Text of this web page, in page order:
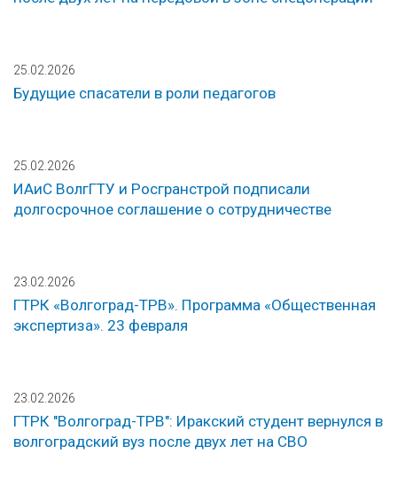
25.02.2026
Будущие спасатели в роли педагогов
25.02.2026
ИАиС ВолгГТУ и Росгранстрой подписали
долгосрочное соглашение о сотрудничестве
23.02.2026
ГТРК «Волгоград-ТРВ». Программа «Общественная
экспертиза». 23 февраля
23.02.2026
ГТРК "Волгоград-ТРВ": Иракский студент вернулся в
волгоградский вуз после двух лет на СВО